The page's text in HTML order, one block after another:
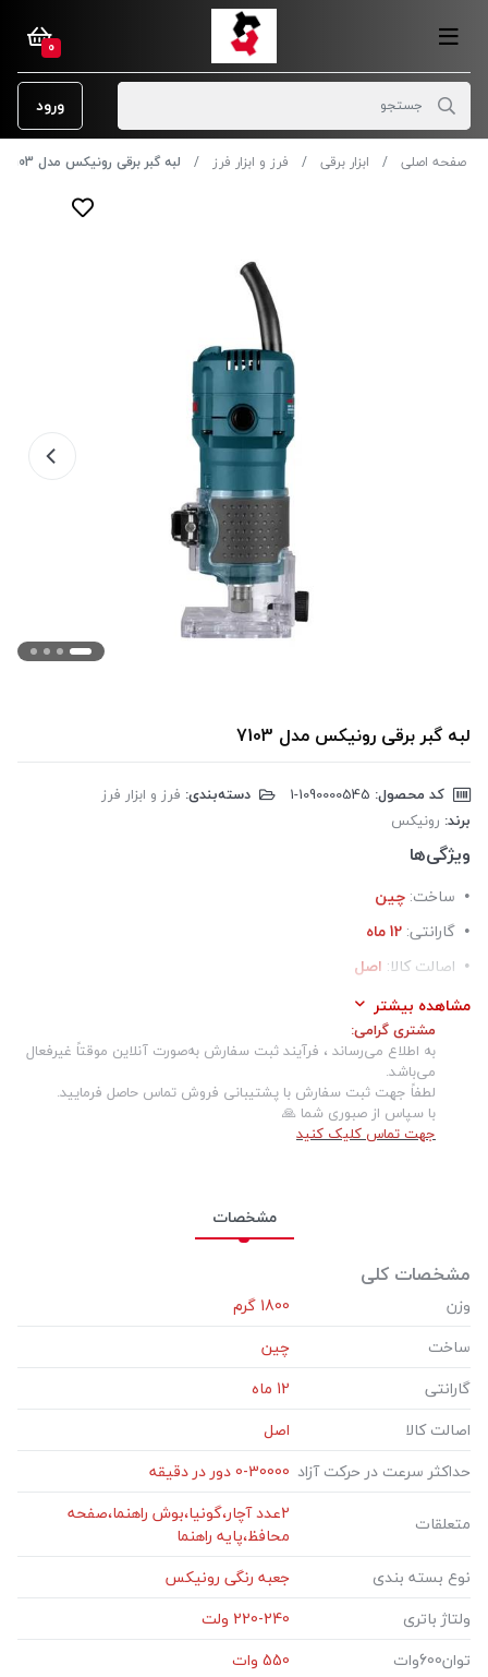
0
ورود
صفحه اصلی ابزار برقی فرز و ابزار فرز لبه گبر برقی رونیکس مدل 7103
لبه گبر برقی رونیکس مدل 7103
کد محصول: دسته‌بندی: فرز و ابزار فرز
برند: رونیکس
ویژگی‌ها
ساخت: چین
گارانتی: 12 ماه
اصالت کالا: اصل
حداکثر سرعت در حرکت آزاد:
متعلقات: 2عدد آچار،گونیا،بوش راهنما،صفحه محافظ،پایه راهنما
نوع بسته بندی:
ولتاژ باتری:220-240 ولت
توان600وات:
550 وات
مشاهده بیشتر
مشتری گرامی:
به اطلاع می‌رساند ، فرآیند ثبت سفارش به‌صورت آنلاین موقتاً غیرفعال
می‌باشد.
لطفاً جهت ثبت سفارش با پشتیبانی فروش تماس حاصل فرمایید.
با سپاس از صبوری شما 🙏
جهت تماس کلیک کنید
مشخصات
مشخصات کلی
وزن
‎1800 گرم
ساخت
گارانتی
‎12 ماه
اصالت کالا
حداکثر سرعت در حرکت آزاد ‎0-30000 دور در دقیقه
متعلقات
‎2عدد آچار،گونیا،بوش راهنما،صفحه
محافظ،پایه راهنما
نوع بسته بندی
ولتاژ باتری
‎220-240 ولت
توان600وات
‎550 وات